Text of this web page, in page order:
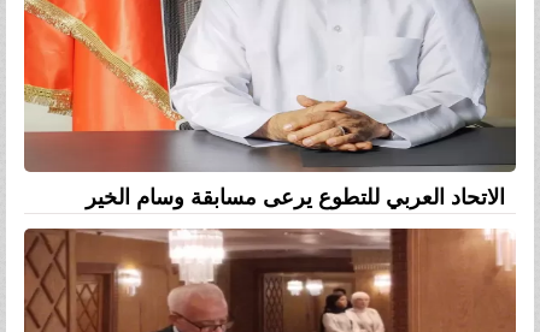
الاتحاد العربي للتطوع يرعى مسابقة وسام الخير